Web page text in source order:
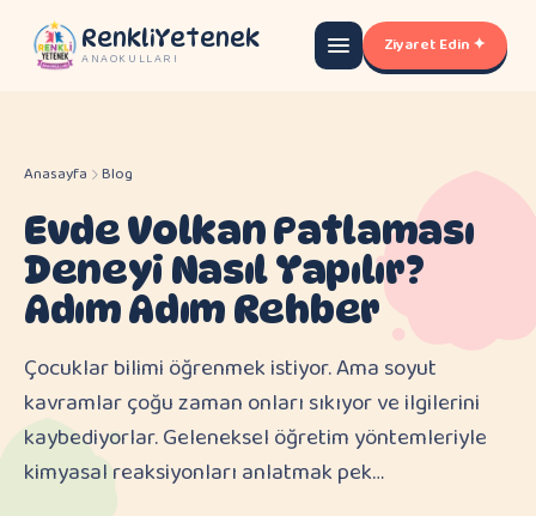
RenkliYetenek
ANAOKULLARI
Ziyaret Edin ✦
Anasayfa Blog
Evde Volkan Patlaması
Deneyi Nasıl Yapılır?
Adım Adım Rehber
Çocuklar bilimi öğrenmek istiyor. Ama soyut
kavramlar çoğu zaman onları sıkıyor ve ilgilerini
kaybediyorlar. Geleneksel öğretim yöntemleriyle
kimyasal reaksiyonları anlatmak pek…